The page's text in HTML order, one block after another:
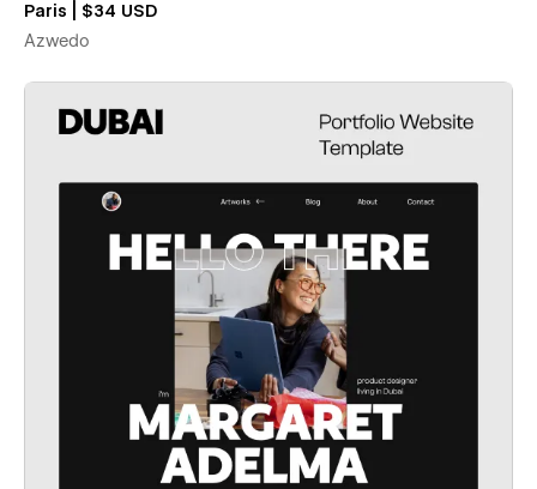
Paris | $34 USD
Azwedo